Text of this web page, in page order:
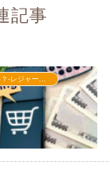
記事
どこが安い？-レジャー・アウトドア